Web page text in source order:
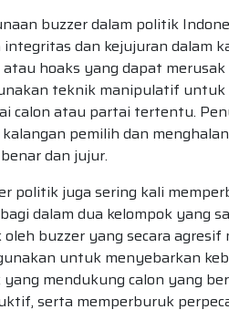
buzzer dalam politik
integritas dan kejujuran dalam
hoaks yang dapat
teknik manipulatif
calon atau partai tertentu.
pemilih dan
dan jujur.
politik juga sering kali
dalam dua kelompok yang
buzzer yang secara
untuk menyebarkan
mendukung calon yang
serta memperburuk